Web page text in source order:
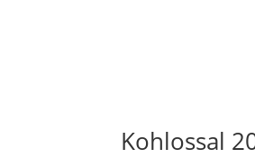
Kohlossal